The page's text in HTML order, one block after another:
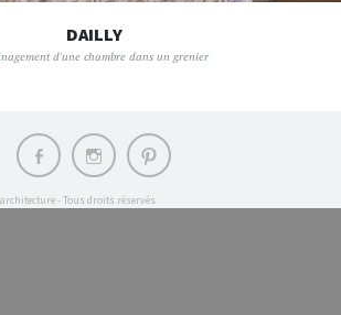
DAILLY
d'une chambre dans un grenier
Élément
du
menu
Élément
du
menu
Élément
du
menu
- Tous droits réservés